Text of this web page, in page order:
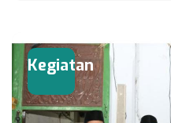
Kegiatan